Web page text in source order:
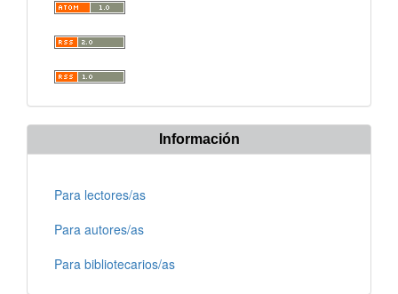
Información
Para lectores/as
Para autores/as
Para bibliotecarios/as